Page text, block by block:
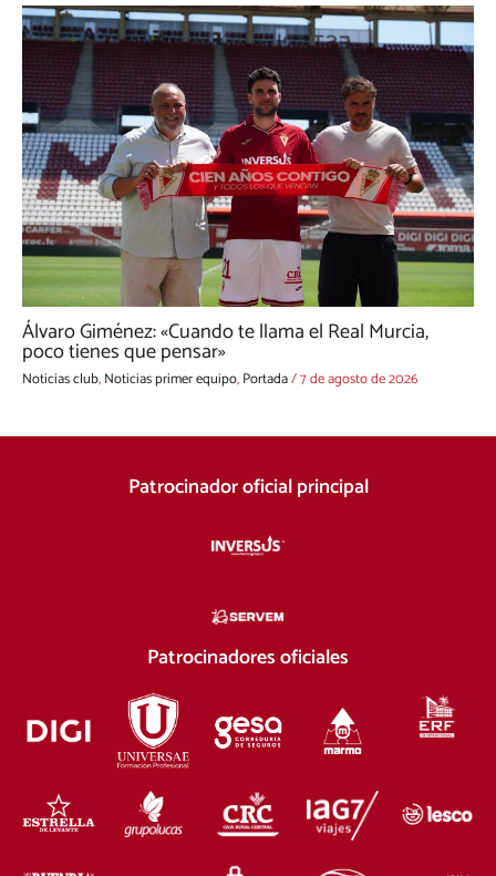
Álvaro Giménez: «Cuando te llama el Real Murcia,
poco tienes que pensar»
Noticias club,Noticias primer equipo,Portada/7 de agosto de 2026
Patrocinador oficial principal
Patrocinadores oficiales